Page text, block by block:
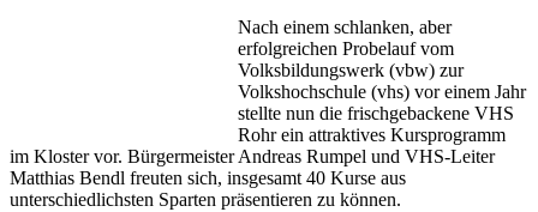
Nach einem schlanken, aber
erfolgreichen Probelauf vom
Volksbildungswerk (vbw) zur
Volkshochschule (vhs) vor einem Jahr
stellte nun die frischgebackene VHS
Rohr ein attraktives Kursprogramm
im Kloster vor. Bürgermeister Andreas Rumpel und VHS-Leiter
Matthias Bendl freuten sich, insgesamt 40 Kurse aus
unterschiedlichsten Sparten präsentieren zu können.